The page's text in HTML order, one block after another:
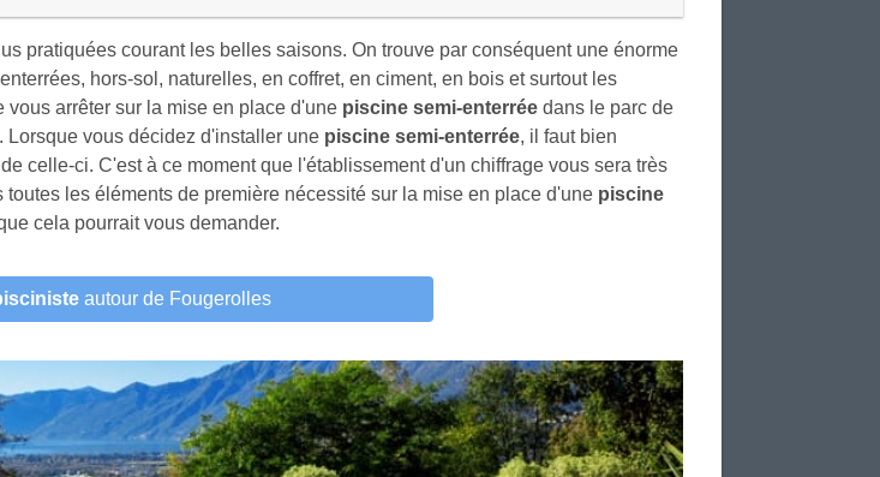
pratiquées courant les belles saisons. On trouve par conséquent une énorme
enterrées, hors-sol, naturelles, en coffret, en ciment, en bois et surtout les
arrêter sur la mise en place d'une piscine semi-enterrée dans le parc de
vous décidez d'installer une piscine semi-enterrée, il faut bien
celle-ci. C'est à ce moment que l'établissement d'un chiffrage vous sera très
les éléments de première nécessité sur la mise en place d'une piscine
cela pourrait vous demander.
autour de Fougerolles